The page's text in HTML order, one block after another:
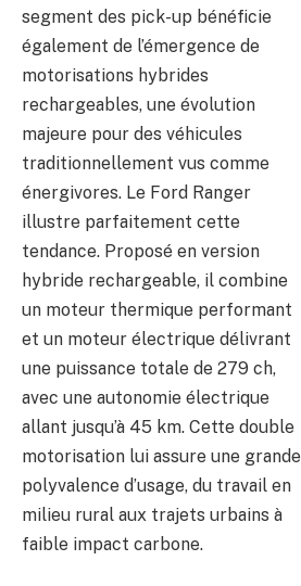
segment des pick-up bénéficie
également de l’émergence de
motorisations hybrides
rechargeables, une évolution
majeure pour des véhicules
traditionnellement vus comme
énergivores. Le Ford Ranger
illustre parfaitement cette
tendance. Proposé en version
hybride rechargeable, il combine
un moteur thermique performant
et un moteur électrique délivrant
une puissance totale de 279 ch,
avec une autonomie électrique
allant jusqu’à 45 km. Cette double
motorisation lui assure une grande
polyvalence d’usage, du travail en
milieu rural aux trajets urbains à
faible impact carbone.